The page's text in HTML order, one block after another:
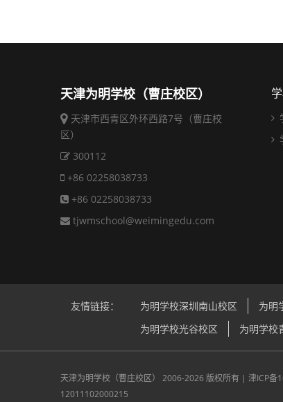
天津为明学校（曹庄校区）
天津市西青区外环西路7号（曹庄校
区）
300112
+86 02258038733
+86 02258038733
tjwmschool@weimingedu.com
友情链接： 为明学校深圳南山校区 为明
为明学校光谷校区
为明学校
天津为明学校（曹庄校区） 2006-2026 版权所有 | 津ICP备
12011102000215